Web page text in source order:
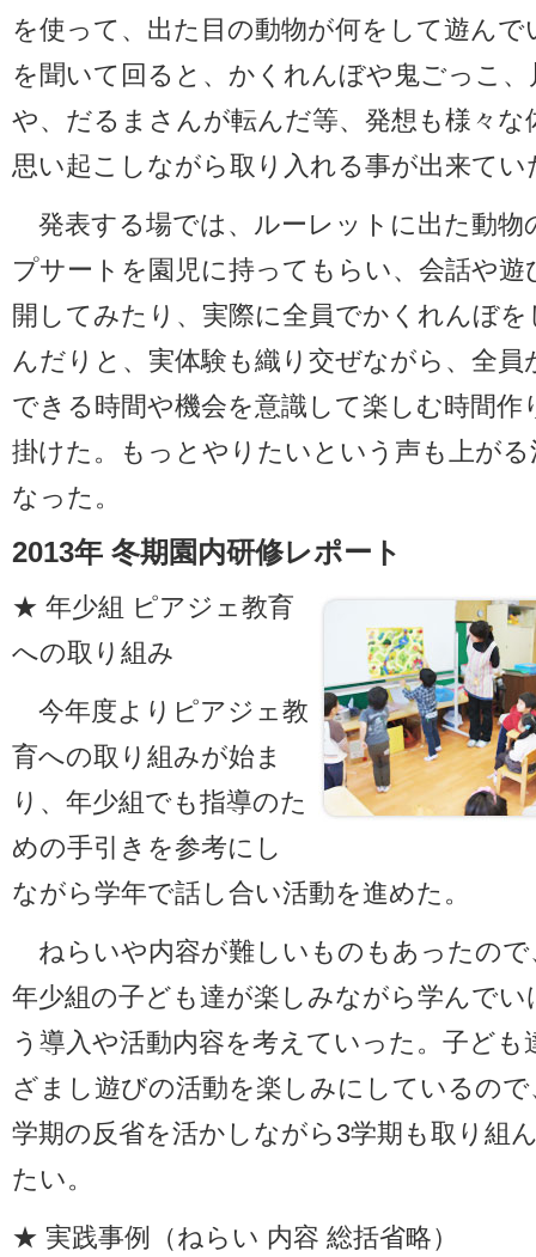
を使って、出た目の動物が何をして遊んで
を聞いて回ると、かくれんぼや鬼ごっこ、
や、だるまさんが転んだ等、発想も様々な
思い起こしながら取り入れる事が出来てい
発表する場では、ルーレットに出た動物
プサートを園児に持ってもらい、会話や遊
開してみたり、実際に全員でかくれんぼを
んだりと、実体験も織り交ぜながら、全員
できる時間や機会を意識して楽しむ時間作
掛けた。もっとやりたいという声も上がる
なった。
2013年 冬期園内研修レポート
★ 年少組 ピアジェ教育
への取り組み
今年度よりピアジェ教
育への取り組みが始ま
り、年少組でも指導のた
めの手引きを参考にし
ながら学年で話し合い活動を進めた。
ねらいや内容が難しいものもあったので
年少組の子ども達が楽しみながら学んでい
う導入や活動内容を考えていった。子ども
ざまし遊びの活動を楽しみにしているので
学期の反省を活かしながら3学期も取り組
たい。
★ 実践事例（ねらい 内容 総括省略）